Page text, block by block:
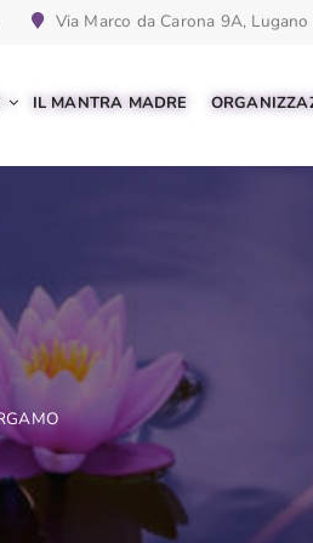
Via Marco da Carona 9A, Lugano
IL MANTRA MADRE